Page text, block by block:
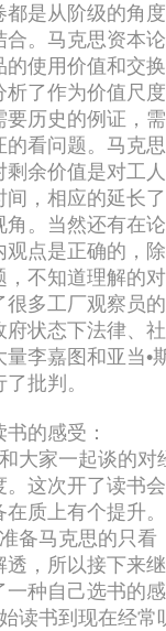
都是从阶级的角
合。马克思资本
的使用价值和交
析了作为价值尺
要历史的例证，
的看问题。马克
剩余价值是对工
间，相应的延长
角。当然还有在
观点是正确的，
，不知道理解的
很多工厂观察员
府状态下法律、
量李嘉图和亚当•
批判。
的感受：
大家一起谈的
。这次开了读书
质上有个提升。
备马克思的只
透，所以接下来
一种自己选书的
读书到现在经